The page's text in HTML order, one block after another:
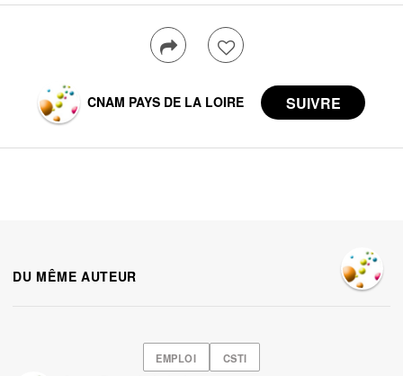
CNAM PAYS DE LA LOIRE
DU MÊME AUTEUR
EMPLOI CSTI